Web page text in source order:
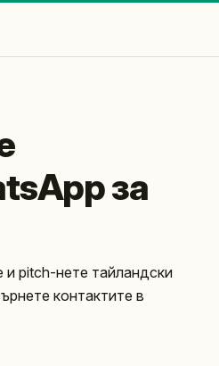
за
и pitch-нете тайландски
контактите в